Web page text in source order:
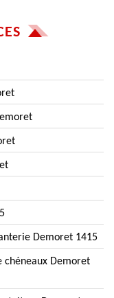
Demoret 1415
chéneaux Demoret